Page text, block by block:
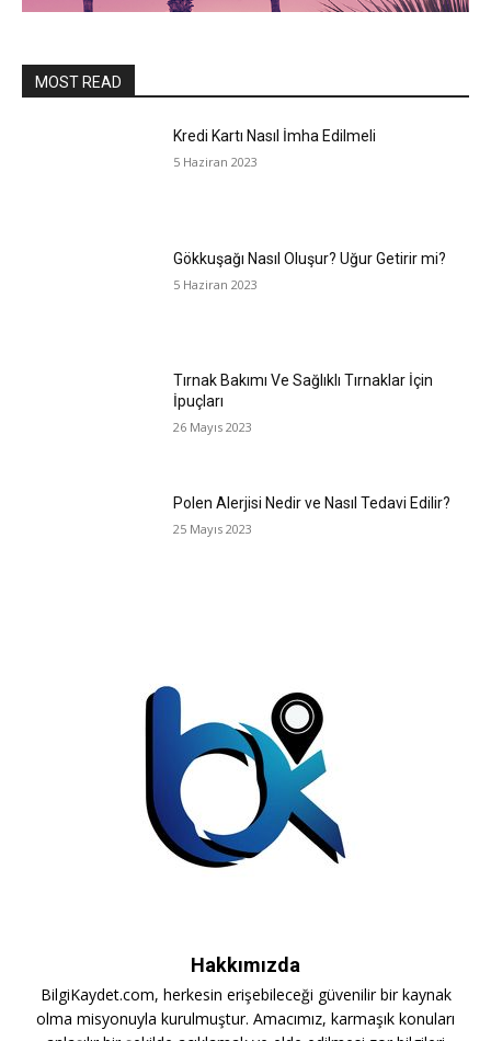
MOST READ
Kredi Kartı Nasıl İmha Edilmeli
5 Haziran 2023
Gökkuşağı Nasıl Oluşur? Uğur Getirir mi?
5 Haziran 2023
Tırnak Bakımı Ve Sağlıklı Tırnaklar İçin
İpuçları
26 Mayıs 2023
Polen Alerjisi Nedir ve Nasıl Tedavi Edilir?
25 Mayıs 2023
Hakkımızda
BilgiKaydet.com, herkesin erişebileceği güvenilir bir kaynak
olma misyonuyla kurulmuştur. Amacımız, karmaşık konuları